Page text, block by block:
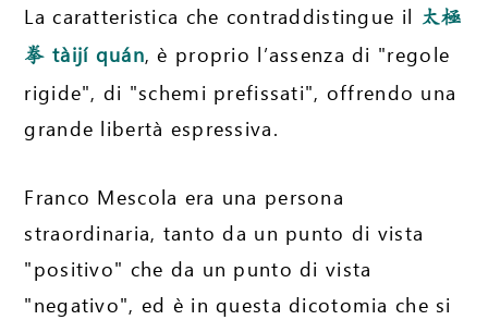
La caratteristica che contraddistingue il 太極
拳 tàijí quán, è proprio l’assenza di "regole
rigide", di "schemi prefissati", offrendo una
grande libertà espressiva.
Franco Mescola era una persona
straordinaria, tanto da un punto di vista
"positivo" che da un punto di vista
"negativo", ed è in questa dicotomia che si